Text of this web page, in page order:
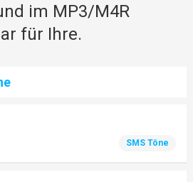
im MP3/M4R
für Ihre.
SMS Töne